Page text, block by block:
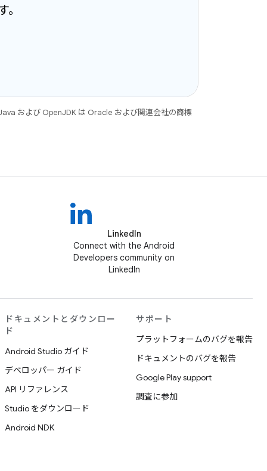
および OpenJDK は Oracle および関連会社の商標
LinkedIn
Connect with the Android
Developers community on
LinkedIn
ドキュメントとダウンロー
ド
Android Studio ガイド
デベロッパー ガイド
API リファレンス
Studio をダウンロード
Android NDK
サポート
プラットフォームのバグを報告
ドキュメントのバグを報告
Google Play support
調査に参加